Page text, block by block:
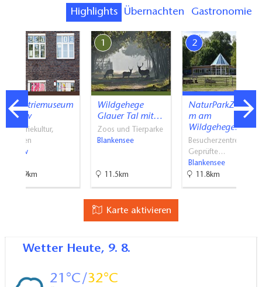
Highlights Übernachten Gastronomie
Industriemuseum
Teltow
Industriekultur,
Museen
Teltow
16.9km
1
Wildgehege
Glauer Tal mit…
Zoos und Tierparke
Blankensee
11.5km
2
NaturParkZentru
m am
Wildgehege…
Besucherzentren,
Geprüfte…
Blankensee
11.8km
Karte aktivieren
Wetter Heute, 9. 8.
21 32